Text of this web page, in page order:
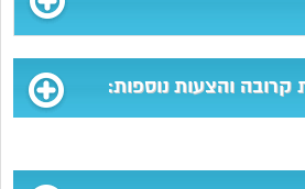
והצעות נוספות: